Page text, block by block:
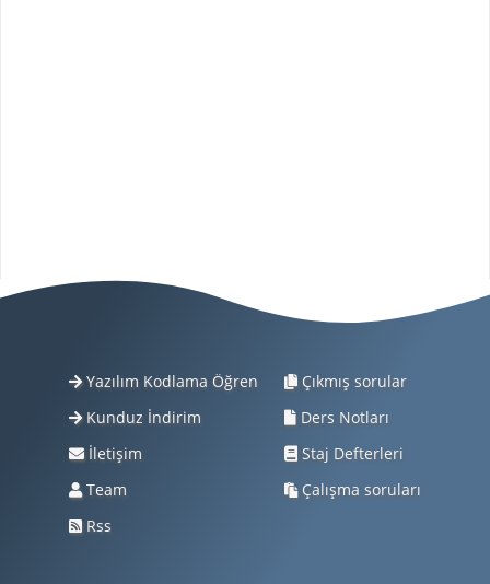
Yazılım Kodlama Öğren
Kunduz İndirim
İletişim
Team
Rss
Çıkmış sorular
Ders Notları
Staj Defterleri
Çalışma soruları